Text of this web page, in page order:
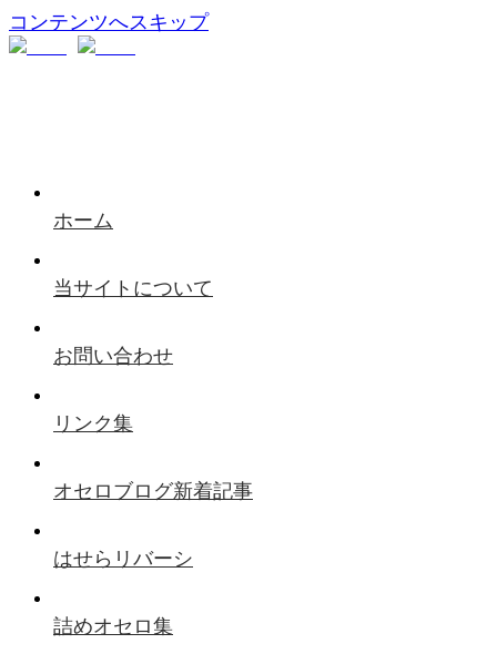
コンテンツへスキップ
ホーム
当サイトについて
お問い合わせ
リンク集
オセロブログ新着記事
はせらリバーシ
詰めオセロ集